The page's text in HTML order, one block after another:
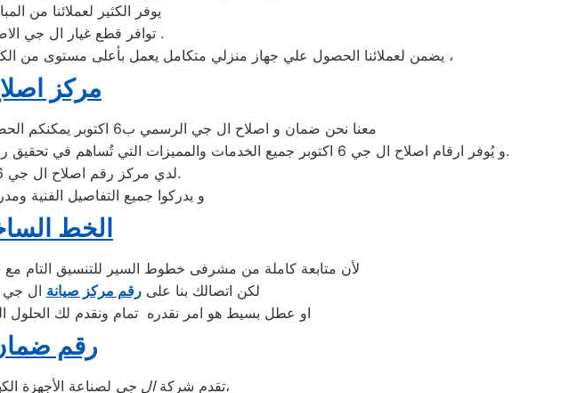
يوفر الكثير لعملائنا من
» توافر قطع غيار ال جي الاصلية في مركز صيانة ال جي ب6 اكتوبر .
يضمن لعملائنا الحصول علي جهاز منزلي متكامل يعمل بأعلى مستوى من الكفاءة التي ينتظرها عملائنا ولتعزيز الثقة في مركز صيانة ال جي 6 اكتوبر المعتمد ب6 اكتوبر ،
مركز اصلاح
معنا نحن ضمان و اصلاح ال جي الرسمي ب6 اكتوبر يمكنكم الحصول علي خدمات الصيانة المنزلية للاجهزة المنزلية ال جي بقطع الغيار الاصلية
و يُوفر ارقام اصلاح ال جي 6 اكتوبر جميع الخدمات والمميزات التي تُساهم في تحقيق راحة وأمان العملاء من خلال تخفيض أسعار تلك الخدمات والبُعد التام عن التكاليف المالية باهظة الثمن.
لدي مركز رقم اصلاح ال جي 6 اكتوبر من هم علي درجة عاليه من المهارة.
و يدركوا جميع التفاصيل الفنية
الخط الساخن
لأن متابعة كاملة من مشرفى خطوط السير للتنسيق التام مع
لكن اتصالك بنا علىرقم مركز صيانة ال جي
او عطل بسيط هو امر نقدره تمام ونقدم لك الحلول
رقم ضمان ال
تقدم شركةال جي لصناعة الأجهزة
على جميع الأجهزة المنزلية،